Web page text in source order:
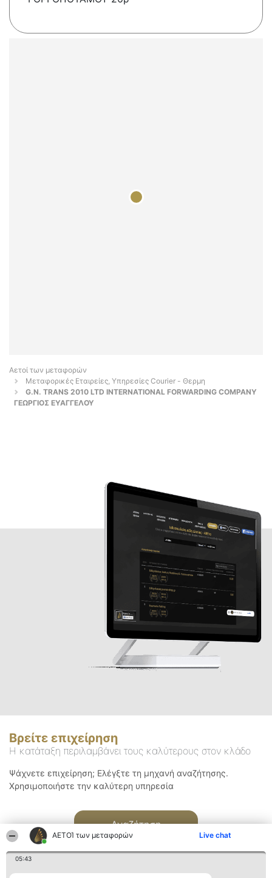
ΑΕΤΟΊ των μεταφορών Live chat
05:43
Αετοί των μεταφορών
Μεταφορικές Εταιρείες, Υπηρεσίες Courier - Θερμη
G.N. TRANS 2010 LTD INTERNATIONAL FORWARDING COMPANY
ΓΕΩΡΓΙΟΣ ΕΥΑΓΓΕΛΟΥ
Βρείτε επιχείρηση
Η κατάταξη περιλαμβάνει τους καλύτερους στον κλάδο
Ψάχνετε επιχείρηση; Ελέγξτε τη μηχανή αναζήτησης.
Χρησιμοποιήστε την καλύτερη υπηρεσία
Αναζήτηση